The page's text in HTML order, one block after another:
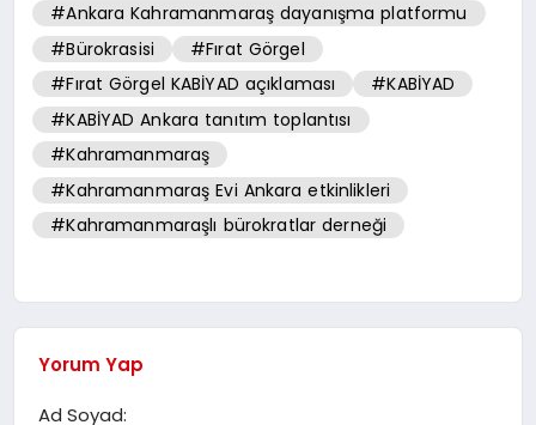
#Ankara Kahramanmaraş dayanışma platformu
#Bürokrasisi
#Fırat Görgel
#Fırat Görgel KABİYAD açıklaması
#KABİYAD
#KABİYAD Ankara tanıtım toplantısı
#Kahramanmaraş
#Kahramanmaraş Evi Ankara etkinlikleri
#Kahramanmaraşlı bürokratlar derneği
Yorum Yap
Ad Soyad: